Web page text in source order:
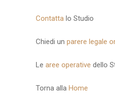
Contatta lo Studio
Chiedi un parere legale
Le aree operative dello
Torna alla Home